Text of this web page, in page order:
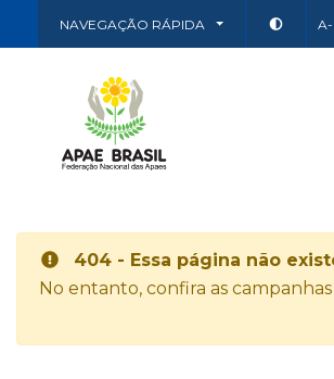
NAVEGAÇÃO RÁPIDA A-
404 - Essa página não
No entanto, confira as